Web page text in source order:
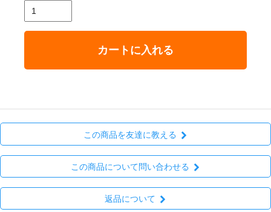
カートに入れる
この商品を友達に教える
この商品について問い合わせる
返品について